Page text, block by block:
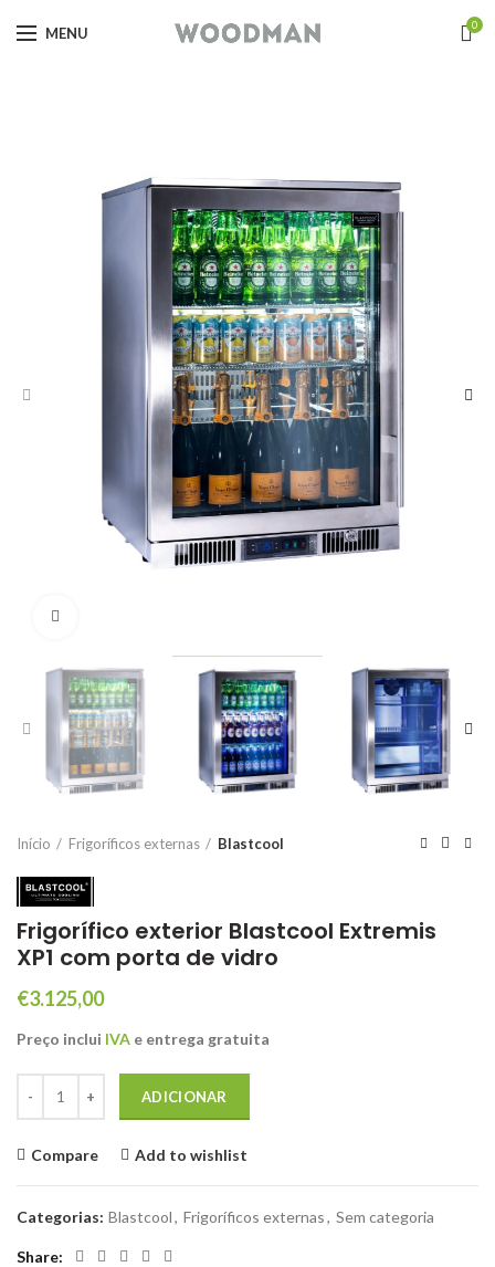
MENU 0
Início Frigoríficos externas Blastcool
Frigorífico exterior Blastcool Extremis
XP1 com porta de vidro
€3.125,00
Preço inclui IVA e entrega gratuita
ADICIONAR
Compare Add to wishlist
Categorias: Blastcool, Frigoríficos externas, Sem categoria
Share